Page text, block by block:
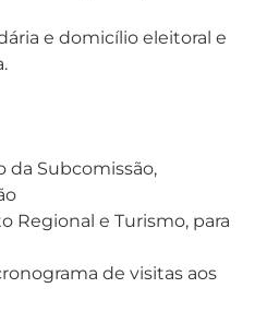
e domicílio eleitoral e
da Subcomissão,
Regional e Turismo, para
de visitas aos